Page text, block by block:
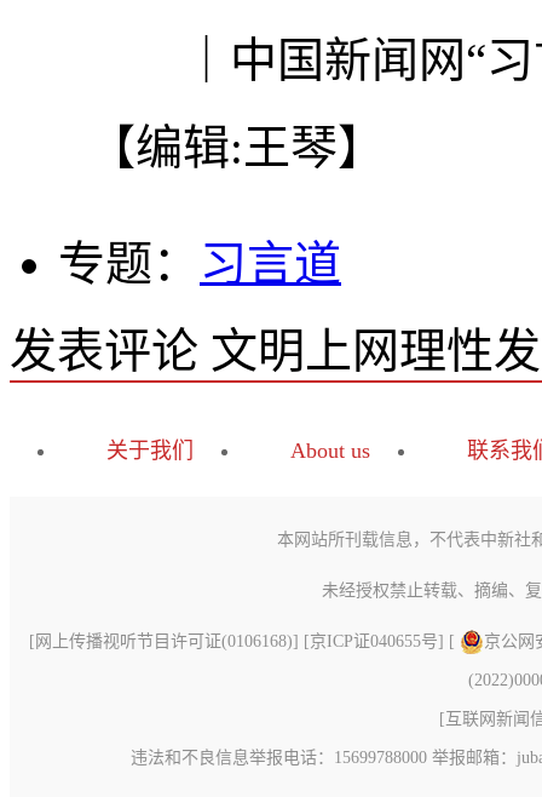
｜中国新闻网“习
【编辑:王琴】
专题： 习言道
发表评论 文明上网理性
关于我们 About us 联系我
本网站所刊载信息，不代表中新社
未经授权禁止转载、摘编、
[ 网上传播视听节目许可证(0106168)] [京ICP证040655号] [ 京公网
[ 互联网新闻
违法和不良信息举报电话：15699788000 举报邮箱：